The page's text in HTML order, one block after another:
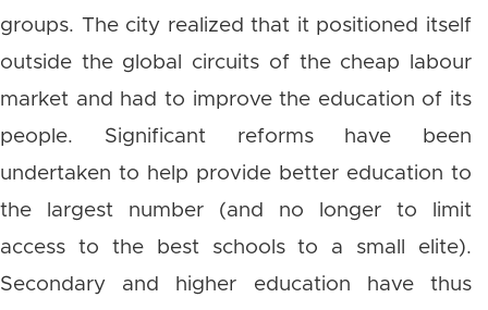
groups. The city realized that it positioned itself
outside the global circuits of the cheap labour
market and had to improve the education of its
people. Significant reforms have been
undertaken to help provide better education to
the largest number (and no longer to limit
access to the best schools to a small elite).
Secondary and higher education have thus